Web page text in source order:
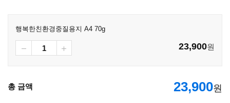
행복한친환경중질용지 A4 70g
23,900원
총 금액 23,900원